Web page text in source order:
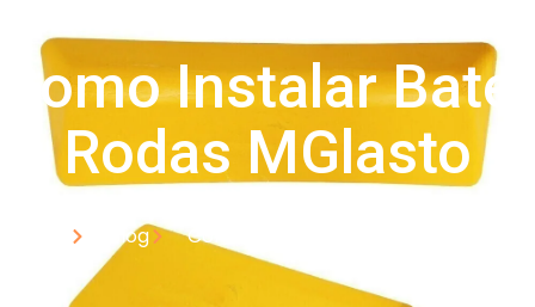
Como Instalar Bate-
Rodas MGlasto
Blog Como Instalar Bate-Rodas MGlasto